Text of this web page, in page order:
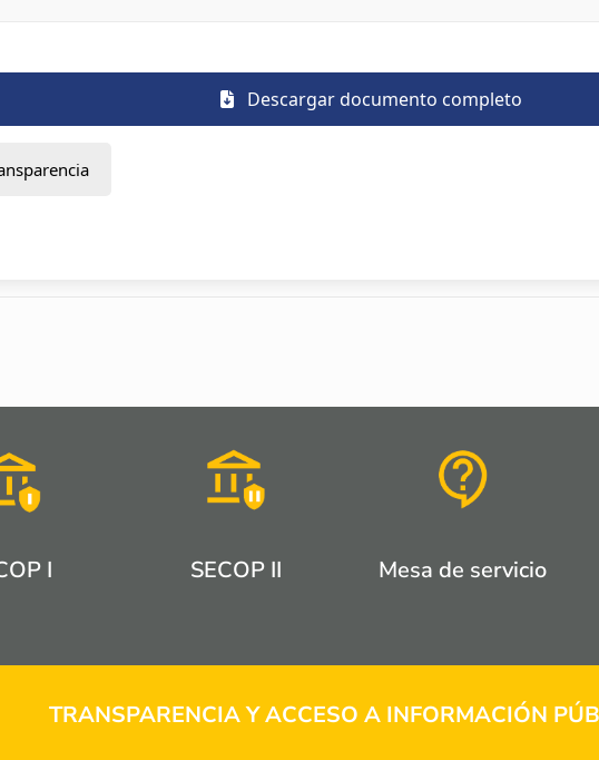
Descargar documento completo
I SECOP II Mesa de servicio
TRANSPARENCIA Y ACCESO A INFORMACIÓN